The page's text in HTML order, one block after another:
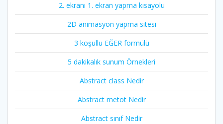
2. ekranı 1. ekran yapma kısayolu
2D animasyon yapma sitesi
3 koşullu EĞER formülü
5 dakikalık sunum Örnekleri
Abstract class Nedir
Abstract metot Nedir
Abstract sınıf Nedir